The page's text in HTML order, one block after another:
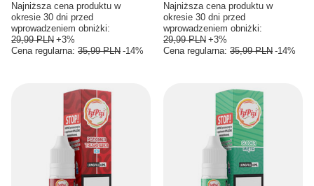
Najniższa cena produktu w
okresie 30 dni przed
wprowadzeniem obniżki:
29,99 PLN +3%
Cena regularna: 35,99 PLN -14%
Najniższa cena produktu w
okresie 30 dni przed
wprowadzeniem obniżki:
29,99 PLN +3%
Cena regularna: 35,99 PLN -14%